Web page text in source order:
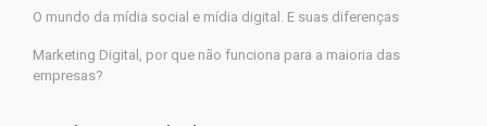
O mundo da mídia social e mídia digital. E suas diferenças
Marketing Digital, por que não funciona para a maioria das
empresas?